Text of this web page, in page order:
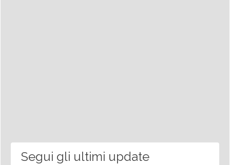
Segui gli ultimi update